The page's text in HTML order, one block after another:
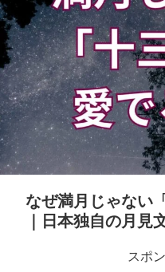
なぜ満月じゃない
｜日本独自の月見
スポ